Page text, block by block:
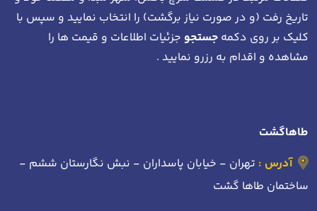
تاریخ رفت (و در صورت نیاز برگشت) را انتخاب نمایید و سپس با
کلیک بر روی دکمه جستجو جزئیات اطلاعات و قیمت ها را
مشاهده و اقدام به رزرو نمایید .
طاهاگشت
آدرس : تهران - خیابان پاسداران - نبش نگارستان ششم -
ساختمان طاها گشت